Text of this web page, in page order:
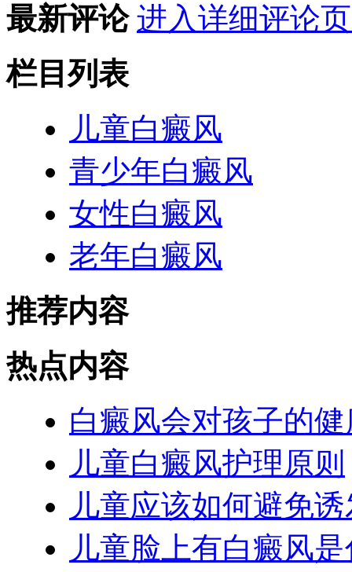
最新评论 进入详细评论
栏目列表
儿童白癜风
青少年白癜风
女性白癜风
老年白癜风
推荐内容
热点内容
白癜风会对孩子的
儿童白癜风护理原则
儿童应该如何避免
儿童脸上有白癜风